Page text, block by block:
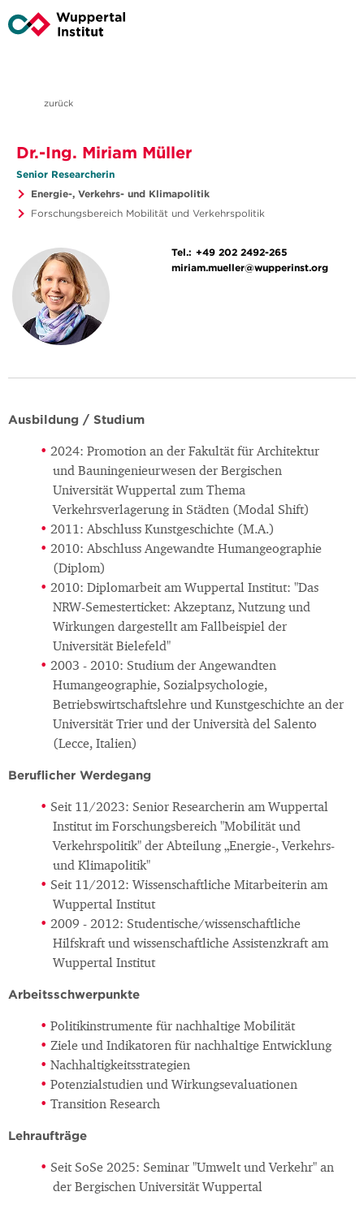
zurück
Dr.-Ing. Miriam Müller
Senior Researcherin
Energie-, Verkehrs- und Klimapolitik
Forschungsbereich Mobilität und Verkehrspolitik
Tel.: +49 202 2492-265
miriam.mueller@wupperinst.org
Ausbildung / Studium
2024: Promotion an der Fakultät für Architektur
und Bauningenieurwesen der Bergischen
Universität Wuppertal zum Thema
Verkehrsverlagerung in Städten (Modal Shift)
2011: Abschluss Kunstgeschichte (M.A.)
2010: Abschluss Angewandte Humangeographie
(Diplom)
2010: Diplomarbeit am Wuppertal Institut: "Das
NRW-Semesterticket: Akzeptanz, Nutzung und
Wirkungen dargestellt am Fallbeispiel der
Universität Bielefeld"
2003 - 2010: Studium der Angewandten
Humangeographie, Sozialpsychologie,
Betriebswirtschaftslehre und Kunstgeschichte an der
Universität Trier und der Università del Salento
(Lecce, Italien)
Beruflicher Werdegang
Seit 11/2023: Senior Researcherin am Wuppertal
Institut im Forschungsbereich "Mobilität und
Verkehrspolitik" der Abteilung „Energie-, Verkehrs-
und Klimapolitik"
Seit 11/2012: Wissenschaftliche Mitarbeiterin am
Wuppertal Institut
2009 - 2012: Studentische/wissenschaftliche
Hilfskraft und wissenschaftliche Assistenzkraft am
Wuppertal Institut
Arbeitsschwerpunkte
Politikinstrumente für nachhaltige Mobilität
Ziele und Indikatoren für nachhaltige Entwicklung
Nachhaltigkeitsstrategien
Potenzialstudien und Wirkungsevaluationen
Transition Research
Lehraufträge
Seit SoSe 2025: Seminar "Umwelt und Verkehr" an
der Bergischen Universität Wuppertal